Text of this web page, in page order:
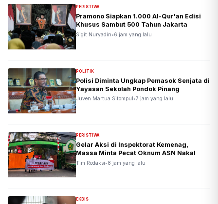
PERISTIWA
Pramono Siapkan 1.000 Al-Qur'an Edisi
Khusus Sambut 500 Tahun Jakarta
Sigit Nuryadin•6 jam yang lalu
POLITIK
Polisi Diminta Ungkap Pemasok Senjata di
Yayasan Sekolah Pondok Pinang
Juven Martua Sitompul •7 jam yang lalu
PERISTIWA
Gelar Aksi di Inspektorat Kemenag,
Massa Minta Pecat Oknum ASN Nakal
Tim Redaksi•8 jam yang lalu
EKBIS